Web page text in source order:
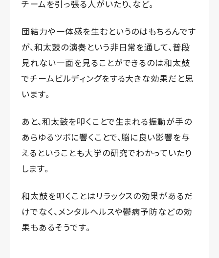
チームを引っ張る人がいたり、など。
団結力や一体感を生むというのはもちろんです
が、和太鼓の演奏という非日常を通して、普段
見れない一面を見ることができるのは和太鼓
でチームビルディングをする大きな効果だと思
います。
あと、和太鼓を叩くことで生まれる振動が手の
あらゆるツボに響くことで、脳に良い影響を与
えるということも大学の研究でわかっていたり
します。
和太鼓を叩くことはリラックスの効果があるだ
けでなく、メンタルヘルスや鬱病予防などの効
果もあるそうです。